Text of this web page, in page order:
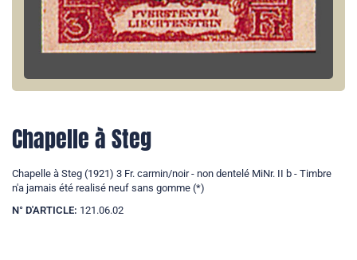
Chapelle à Steg
Chapelle à Steg (1921) 3 Fr. carmin/noir - non dentelé MiNr. II b - Timbre
n'a jamais été realisé neuf sans gomme (*)
N° D'ARTICLE: 121.06.02